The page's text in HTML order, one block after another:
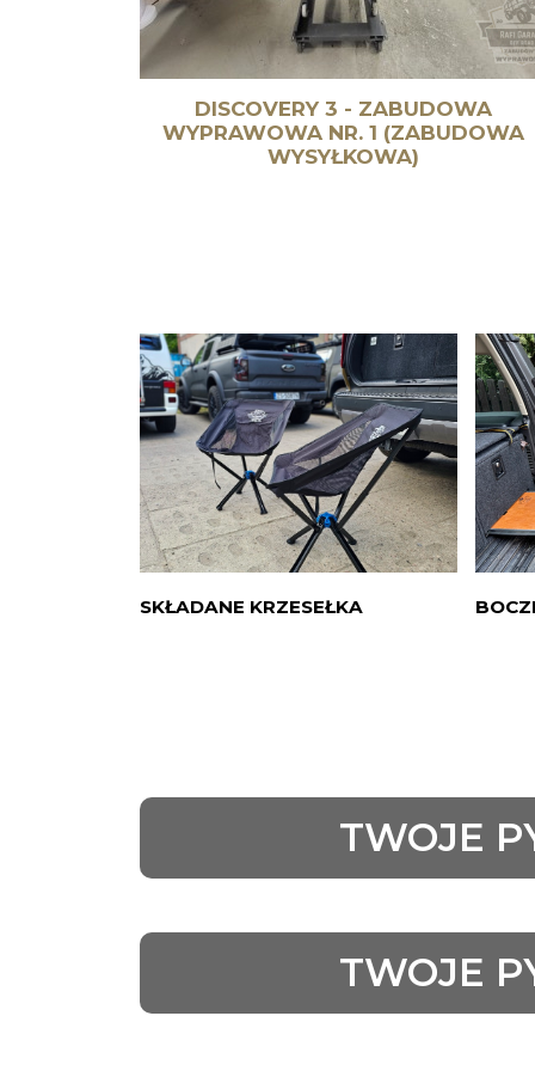
DISCOVERY 3 - ZABUDOWA
WYPRAWOWA NR. 1 (ZABUDOWA
WYSYŁKOWA)
SKŁADANE KRZESEŁKA
TWOJE
TWOJE